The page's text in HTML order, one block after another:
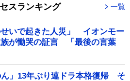
スランキング 一覧
せいで起きた人災」 イオンモー
が慟哭の証言 「最後の言葉
ん」13年ぶり連ドラ本格復帰 そ